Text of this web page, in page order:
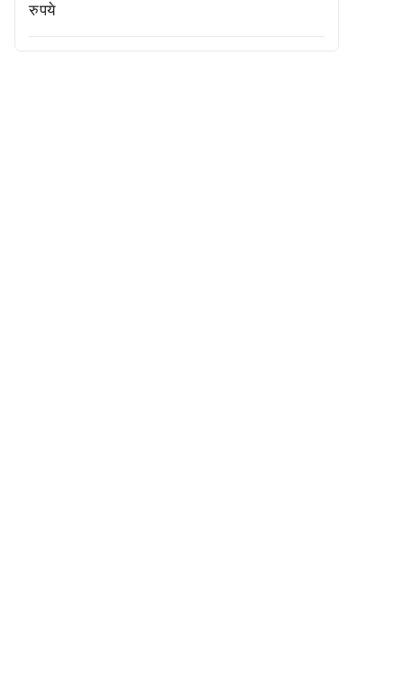
रुपये